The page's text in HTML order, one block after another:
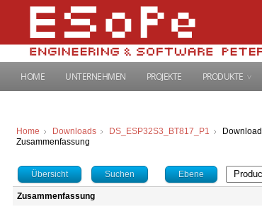
HOME UNTERNEHMEN PROJEKTE PRODUKTE
Home Downloads DS_ESP32S3_BT817_P1
Download
Zusammenfassung
Übersicht Suchen Ebene
Zusammenfassung